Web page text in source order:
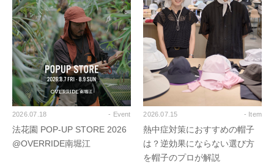
2026.07.18 - Event
法花園 POP-UP STORE 2026
@OVERRIDE南堀江
2026.07.15 - Item
熱中症対策におすすめの帽子
は？逆効果にならない選び方
を帽子のプロが解説